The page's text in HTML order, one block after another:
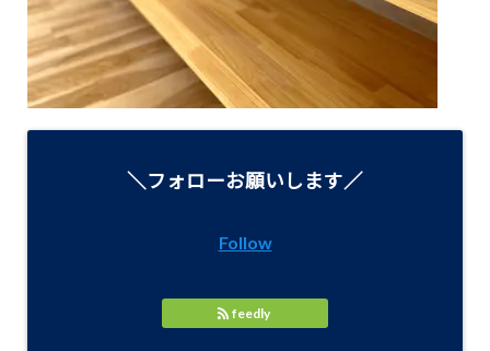
＼フォローお願いします／
Follow
feedly